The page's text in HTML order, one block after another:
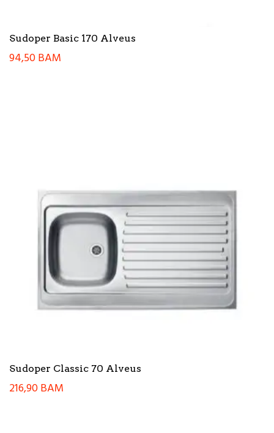
Sudoper Basic 170 Alveus
94,50BAM
Sudoper Classic 70 Alveus
216,90BAM